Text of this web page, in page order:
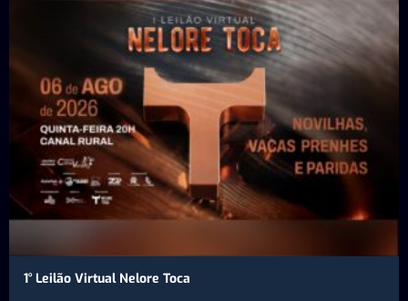
1° Leilão Virtual Nelore Toca